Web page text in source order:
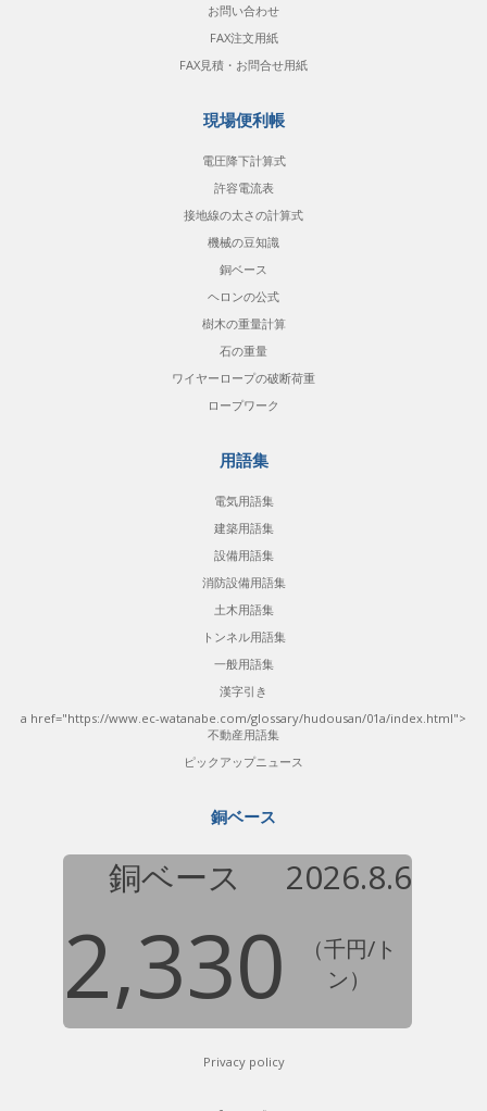
お問い合わせ
FAX注文用紙
FAX見積・お問合せ用紙
現場便利帳
電圧降下計算式
許容電流表
接地線の太さの計算式
機械の豆知識
銅ベース
ヘロンの公式
樹木の重量計算
石の重量
ワイヤーロープの破断荷重
ロープワーク
用語集
電気用語集
建築用語集
設備用語集
消防設備用語集
土木用語集
トンネル用語集
一般用語集
漢字引き
a href="https://www.ec-watanabe.com/glossary/hudousan/01a/index.html">
不動産用語集
ピックアップニュース
銅ベース
銅ベース 2026.8.6
2,330
（千円/ト
ン）
Privacy policy